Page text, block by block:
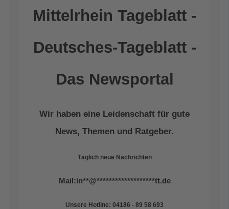
Mittelrhein Tageblatt -
Deutsches-Tageblatt -
Das Newsportal
Wir haben eine Leidenschaft für gute
News, Themen und Ratgeber.
Täglich neue Nachrichten
Mail:in**@*******************tt.de
Unsere Hotline: 04186 - 89 58 693